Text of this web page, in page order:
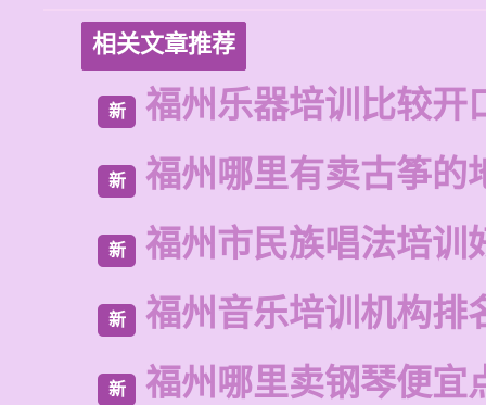
相关文章推荐
新 福州乐器培训比较开
新 福州哪里有卖古筝的
新 福州市民族唱法培训
新 福州音乐培训机构排
新 福州哪里卖钢琴便宜